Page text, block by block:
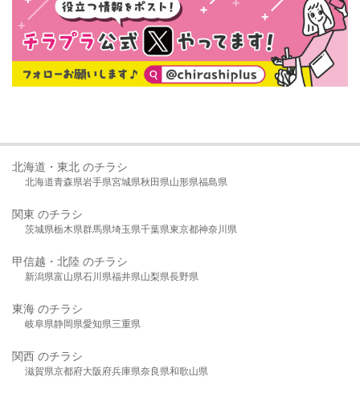
北海道・東北 のチラシ
北海道青森県岩手県宮城県秋田県山形県福島県
関東 のチラシ
茨城県栃木県群馬県埼玉県千葉県東京都神奈川県
甲信越・北陸 のチラシ
新潟県富山県石川県福井県山梨県長野県
東海 のチラシ
岐阜県静岡県愛知県三重県
関西 のチラシ
滋賀県京都府大阪府兵庫県奈良県和歌山県